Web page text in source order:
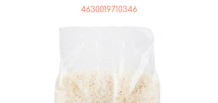
4630019710346